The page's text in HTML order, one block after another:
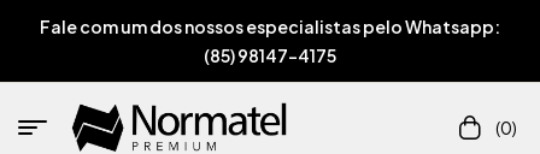
Fale com um dos nossos especialistas pelo Whatsapp:
(85) 98147-4175
(0)